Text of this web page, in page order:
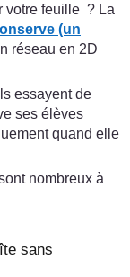
votre feuille ? La
(un
réseau en 2D
essayent de
ses élèves
quand elle
nombreux à
sans